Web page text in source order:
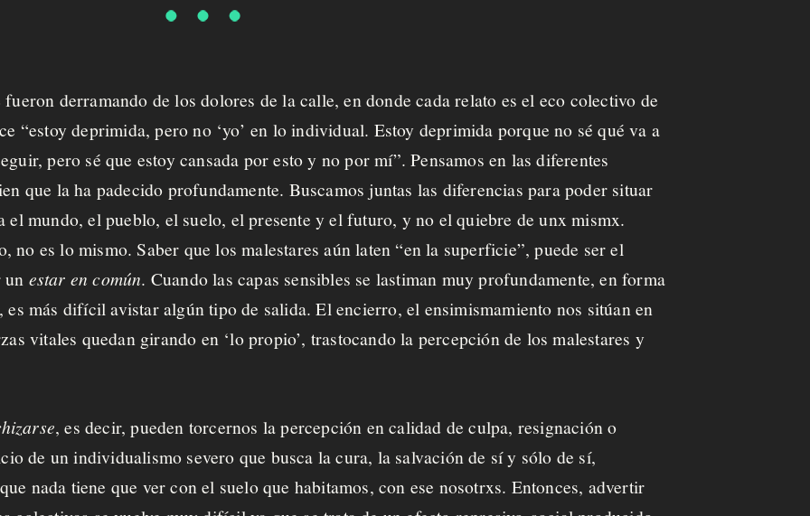
fueron derramando de los dolores de la calle, en donde cada relato es el eco colectivo de
“estoy deprimida, pero no ‘yo’ en lo individual. Estoy deprimida porque no sé qué va a
pero sé que estoy cansada por esto y no por mí”. Pensamos en las diferentes
que la ha padecido profundamente. Buscamos juntas las diferencias para poder situar
el mundo, el pueblo, el suelo, el presente y el futuro, y no el quiebre de unx mismx.
no es lo mismo. Saber que los malestares aún laten “en la superficie”, puede ser el
un estar en común. Cuando las capas sensibles se lastiman muy profundamente, en forma
es más difícil avistar algún tipo de salida. El encierro, el ensimismamiento nos sitúan en
vitales quedan girando en ‘lo propio’, trastocando la percepción de los malestares y
, es decir, pueden torcernos la percepción en calidad de culpa, resignación o
de un individualismo severo que busca la cura, la salvación de sí y sólo de sí,
nada tiene que ver con el suelo que habitamos, con ese nosotrxs. Entonces, advertir